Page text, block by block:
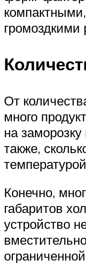
От
много
на
также,
Конечно,
габаритов
устройство